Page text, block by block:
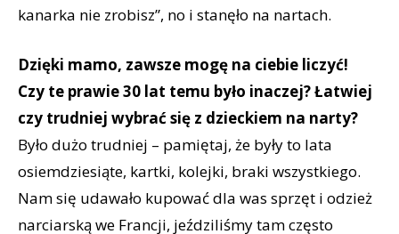
kanarka nie zrobisz”, no i stanęło na nartach.
Dzięki mamo, zawsze mogę na ciebie liczyć!
Czy te prawie 30 lat temu było inaczej? Łatwiej
czy trudniej wybrać się z dzieckiem na narty?
Było dużo trudniej – pamiętaj, że były to lata
osiemdziesiąte, kartki, kolejki, braki wszystkiego.
Nam się udawało kupować dla was sprzęt i odzież
narciarską we Francji, jeździliśmy tam często